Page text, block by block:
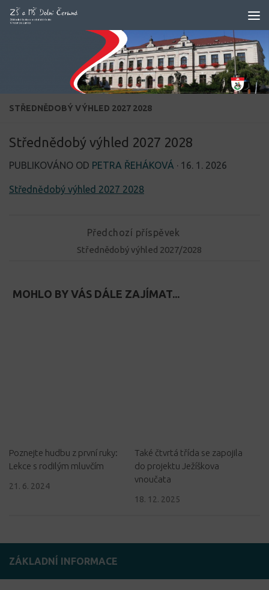
Skip to content
STŘEDNĚDOBÝ VÝHLED 2027 2028
Střednědobý výhled 2027 2028
PUBLIKOVÁNO OD PETRA ŘEHÁKOVÁ · 16. 1. 2026
Střednědobý výhled 2027 2028
Předchozí příspěvek
Střednědobý výhled 2027/2028
MOHLO BY VÁS DÁLE ZAJÍMAT...
Poznejte hudbu z první ruky:
Lekce s rodilým mluvčím
21. 6. 2024
Také čtvrtá třída se zapojila
do projektu Ježíškova
vnoučata
18. 12. 2025
ZÁKLADNÍ INFORMACE